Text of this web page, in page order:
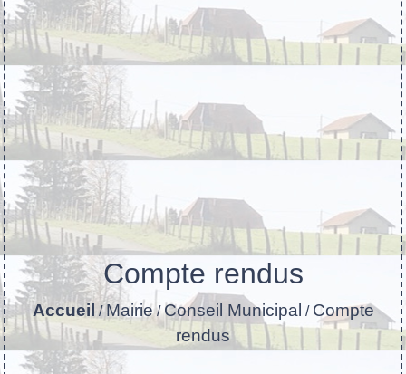
Compte rendus
Accueil /Mairie/Conseil Municipal / Compte
rendus